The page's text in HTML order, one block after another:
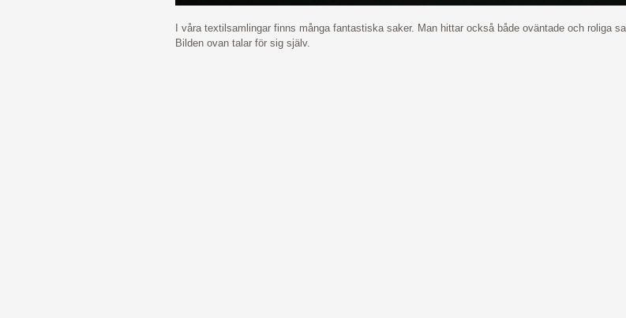
I våra textilsamlingar finns många fantastiska saker. Man hittar också både oväntade och roliga
Bilden ovan talar för sig själv.